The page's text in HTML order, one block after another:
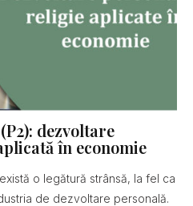
dezvoltare
în economie
o legătură strânsă, la fel ca
de dezvoltare personală.